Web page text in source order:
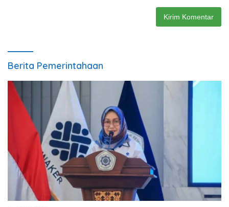
Berita Pemerintahaan